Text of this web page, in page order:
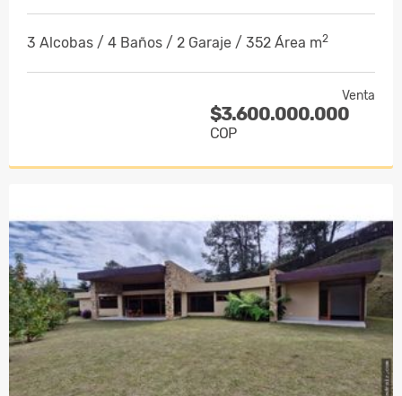
3 Alcobas / 4 Baños / 2 Garaje / 352 Área m2
Venta
$3.600.000.000
COP